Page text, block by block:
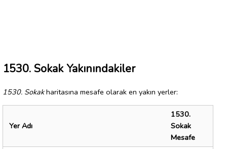
1530. Sokak Yakınındakiler
1530. Sokakharitasına mesafe olarak en yakın yerler:
Yer Adı
1530.
Sokak
Mesafe